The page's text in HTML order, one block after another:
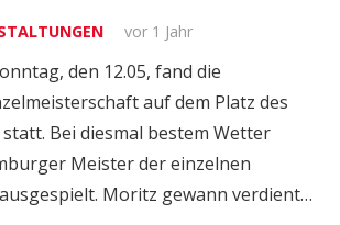
vor 1 Jahr
den 12.05, fand die
auf dem Platz des
Bei diesmal bestem Wetter
Meister der einzelnen
Moritz gewann verdient…